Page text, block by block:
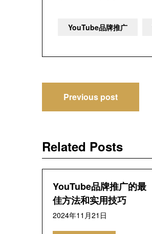
YouTube品牌推广
章
导
航
Previous post
Related Posts
YouTube品牌推广的最
佳方法和实用技巧
2024年11月21日